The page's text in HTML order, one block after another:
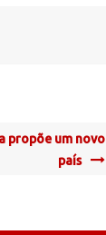
propõe um novo
país